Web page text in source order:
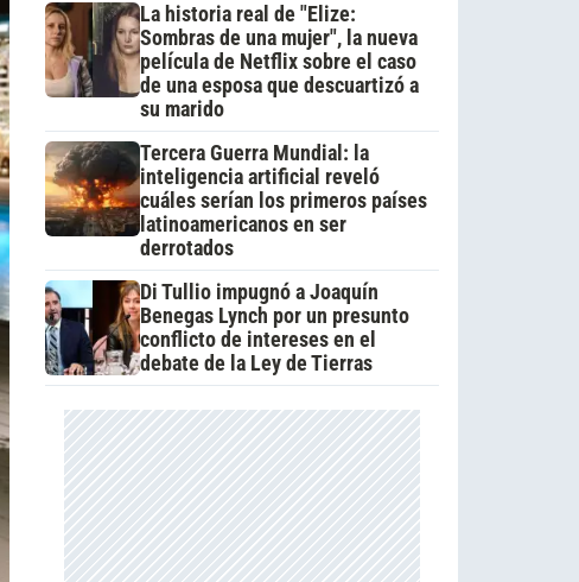
La historia real de "Elize:
Sombras de una mujer", la nueva
película de Netflix sobre el caso
de una esposa que descuartizó a
su marido
Tercera Guerra Mundial: la
inteligencia artificial reveló
cuáles serían los primeros países
latinoamericanos en ser
derrotados
Di Tullio impugnó a Joaquín
Benegas Lynch por un presunto
conflicto de intereses en el
debate de la Ley de Tierras